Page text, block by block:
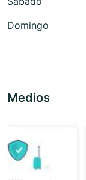
Domingo
Medios